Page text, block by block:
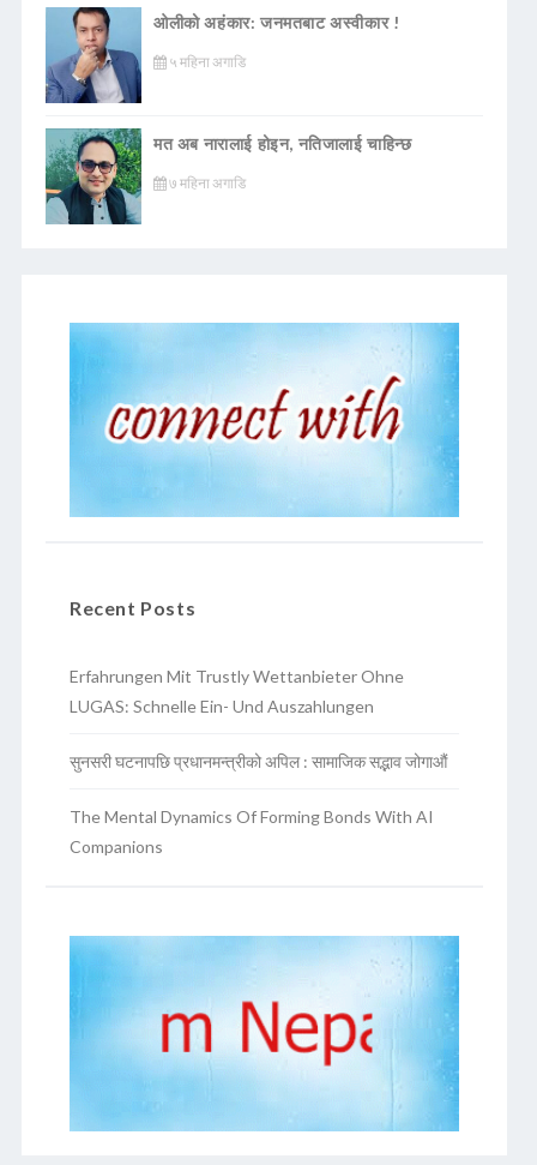
ओलीको अहंकार: जनमतबाट अस्वीकार !
५ महिना अगाडि
मत अब नारालाई होइन, नतिजालाई चाहिन्छ
७ महिना अगाडि
Recent Posts
Erfahrungen Mit Trustly Wettanbieter Ohne
LUGAS: Schnelle Ein- Und Auszahlungen
सुनसरी घटनापछि प्रधानमन्त्रीको अपिल : सामाजिक सद्भाव जोगाऔं
The Mental Dynamics Of Forming Bonds With AI
Companions